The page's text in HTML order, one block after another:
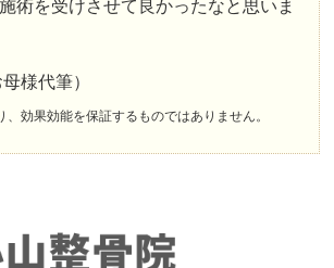
術を受けさせて良かったなと思いま
様代筆）
効果効能を保証するものではありません。